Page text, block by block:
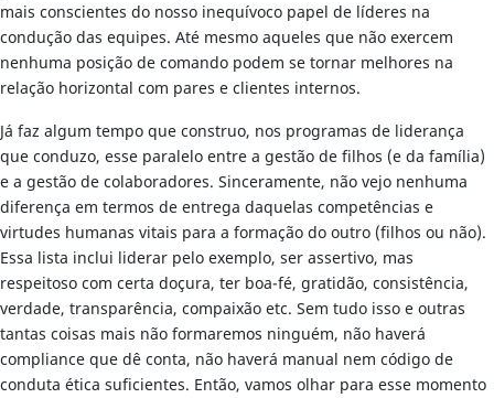
mais conscientes do nosso inequívoco papel de líderes na
condução das equipes. Até mesmo aqueles que não exercem
nenhuma posição de comando podem se tornar melhores na
relação horizontal com pares e clientes internos.
Já faz algum tempo que construo, nos programas de liderança
que conduzo, esse paralelo entre a gestão de filhos (e da família)
e a gestão de colaboradores. Sinceramente, não vejo nenhuma
diferença em termos de entrega daquelas competências e
virtudes humanas vitais para a formação do outro (filhos ou não).
Essa lista inclui liderar pelo exemplo, ser assertivo, mas
respeitoso com certa doçura, ter boa-fé, gratidão, consistência,
verdade, transparência, compaixão etc. Sem tudo isso e outras
tantas coisas mais não formaremos ninguém, não haverá
compliance que dê conta, não haverá manual nem código de
conduta ética suficientes. Então, vamos olhar para esse momento